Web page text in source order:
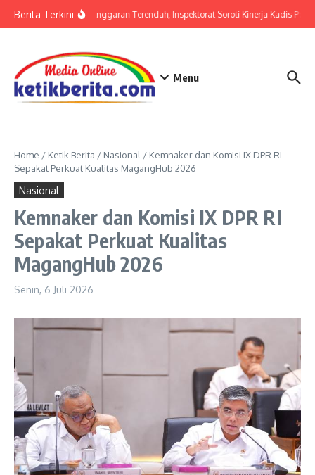
Berita TerkiniSerapan Anggaran Terendah, Inspektorat Soroti Kinerja Kadis
Menu
Home / Ketik Berita / Nasional / Kemnaker dan Komisi IX DPR RI
Sepakat Perkuat Kualitas MagangHub 2026
Nasional
Kemnaker dan Komisi IX DPR RI
Sepakat Perkuat Kualitas
MagangHub 2026
Senin, 6 Juli 2026